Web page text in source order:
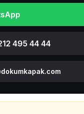
495 44 44